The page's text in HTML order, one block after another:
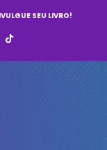
SEU LIVRO!